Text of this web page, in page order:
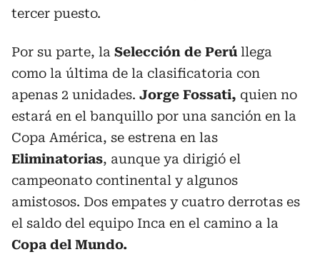
tercer puesto.
Por su parte, la Selección de Perú llega
como la última de la clasificatoria con
apenas 2 unidades. Jorge Fossati, quien no
estará en el banquillo por una sanción en la
Copa América, se estrena en las
Eliminatorias, aunque ya dirigió el
campeonato continental y algunos
amistosos. Dos empates y cuatro derrotas es
el saldo del equipo Inca en el camino a la
Copa del Mundo.